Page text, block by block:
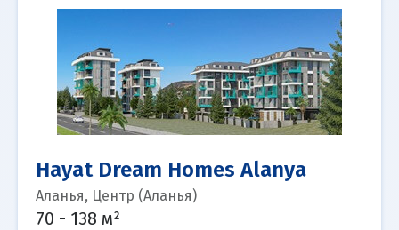
Hayat Dream Homes Alanya
Аланья, Центр (Аланья)
70 - 138 м²